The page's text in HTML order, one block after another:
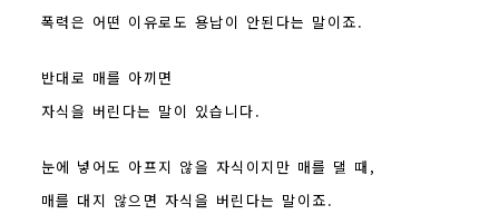
폭력은 어떤 이유로도 용납이 안된다는 말이죠.
반대로 매를 아끼면
자식을 버린다는 말이 있습니다.
눈에 넣어도 아프지 않을 자식이지만 매를 댈 때,
매를 대지 않으면 자식을 버린다는 말이죠.